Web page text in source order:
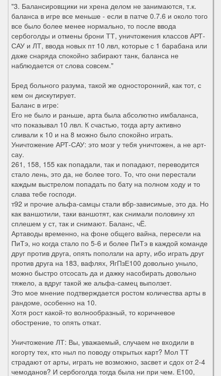
"3. Балансировщики ни хрена делом не занимаются, т.к.
баланса в игре все меньше - если в патче 0.7.6 и около того
все было более менее нормально, то после ввода
сербоголды и отмены брони ТТ, уничтожения классов АРТ-
САУ и ЛТ, ввода новых пт 10 лвл, которые с 1 барабана или
даже снаряда спокойно забирают танк, баланса не
наблюдается от слова совсем."
Бред больного разума, такой же односторонний, как тот, с
кем он дискутирует.
Баланс в игре:
Его не было и раньше, арта была абсолютно имбаланса,
что показывал 10 лвл. К счастью, тогда арту активно
сливали к 10 и на 8 можно было спокойно играть.
Уничтожение АРТ-САУ: это мозг у тебя уничтожен, а не арт-
сау.
261, 158, 155 как попадали, так и попадают, переводится
стало лень, это да, не более того. То, что они перестали
каждым выстрелом попадать по бату на полном ходу и то
слава тебе господи.
т92 и прочие альфа-самцы стали вбр-зависимые, это да. Но
как ваншотили, таки ваншотят, как снимали половину хп
сплешем у ст, так и снимают. Баланс, чЁ.
Артаводы временно, на фоне общего вайна, пересели на
ПиТэ, но когда стало по 5-6 и более ПиТэ в каждой команде
друг против друга, опять поползли на арту, ибо играть друг
против друга на 183, вафлях, ЯгПзЕ100 довольно уныло,
можно быстро отсосать да и дажку насобирать довольно
тяжело, а вдруг такой же альфа-самец выползет.
Это мое мнение подтверждается ростом количества арты в
рандоме, особенно на 10.
Хотя рост какой-то волнообразный, то коричневое
обострение, то опять откат.
Уничтожение ЛТ: Вы, уважаемый, случаем не входили в
когорту тех, кто ныл по поводу открытых карт? Мол ТТ
страдают от арты, играть не возможно, засвет и сдох от 2-4
чемоданов? И сербоголда тогда была ни при чем. Е100,